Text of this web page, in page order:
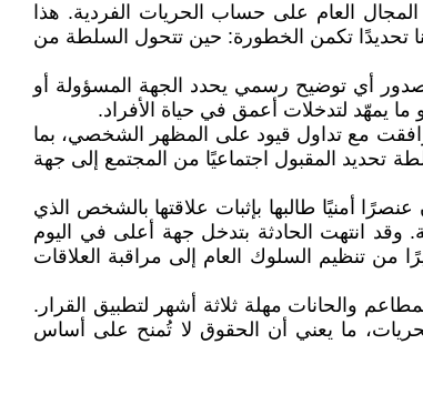
العام على حساب الحريات الفردية. هذا
تحديدًا تكمن الخطورة: حين تتحول السلطة من
تحطيم تماثيل في حلب، دون صدور أي توضيح رسمي يحدد الجهة المسؤولة أو
يمهّد لتدخلات أعمق في حياة الأفراد.
مع تداول قيود على المظهر الشخصي، بما
تحديد المقبول اجتماعيًا من المجتمع إلى جهة
أمنيًا طالبها بإثبات علاقتها بالشخص الذي
وقد انتهت الحادثة بتدخل جهة أعلى في اليوم
من تنظيم السلوك العام إلى مراقبة العلاقات
والحانات مهلة ثلاثة أشهر لتطبيق القرار.
ما يعني أن الحقوق لا تُمنح على أساس